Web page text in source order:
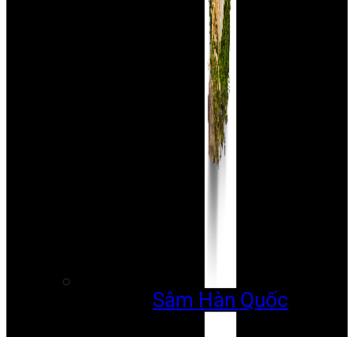
Sâm Hàn Quốc